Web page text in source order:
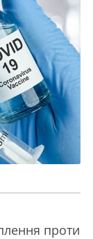
проти